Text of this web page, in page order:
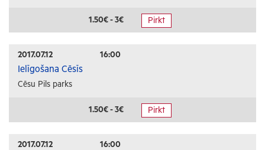
1.50€ - 3€ Pirkt
2017.07.12 16:00
Ielīgošana Cēsīs
Cēsu Pils parks
1.50€ - 3€ Pirkt
2017.07.12 16:00